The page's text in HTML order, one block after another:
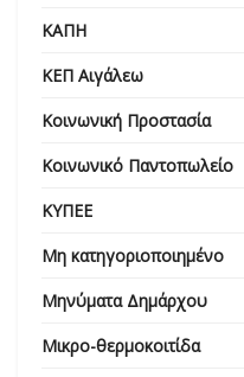
ΚΑΠΗ
ΚΕΠ Αιγάλεω
Κοινωνική Προστασία
Κοινωνικό Παντοπωλείο
ΚΥΠΕΕ
Μη κατηγοριοποιημένο
Μηνύματα Δημάρχου
Μικρο-θερμοκοιτίδα